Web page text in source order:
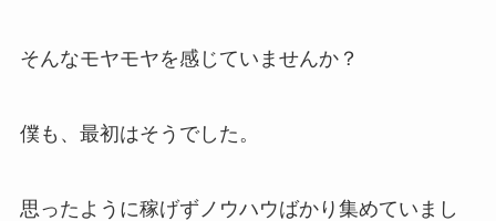
そんなモヤモヤを感じていませんか？
僕も、最初はそうでした。
思ったように稼げずノウハウばかり集めていまし